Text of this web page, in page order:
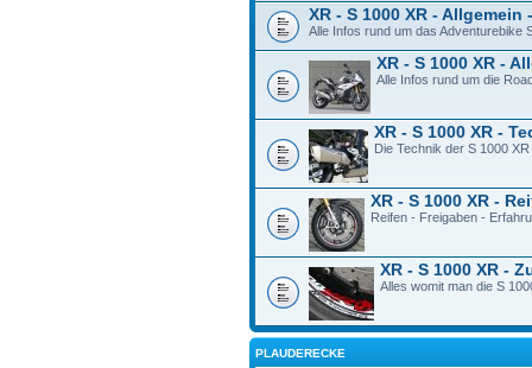
XR - S 1000 XR -
Alle Infos rund um das Adventurebike
XR - S 1000 XR -
Alle Infos rund um die
XR - S 1000 XR -
Die Technik der S 1000
XR - S 1000 XR -
Reifen - Freigaben -
XR - S 1000 XR -
Alles womit man die S
PLAUDERECKE